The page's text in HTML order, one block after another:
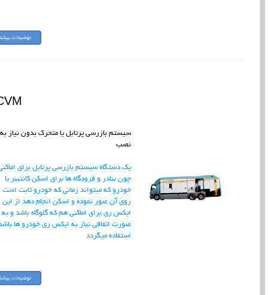
سیستم بازرسی پرتابل یا متحرک بدون نیاز به
نصب
یک دستگاه سیستم بازرسی پرتابل برای
چون بنادر و فرودگاه ها برای اسکن کانتینر یا
خودرو که میتواند زمانی که خودرو ثابت است
روی آن عبور نموده و اسکن انجام دهد از این
ایکس ری برای اماکنی هم که گلوگاه باشد و به
صورت اتفاقی نیاز به ایکس ری خودرو ها
استفاده میگردد